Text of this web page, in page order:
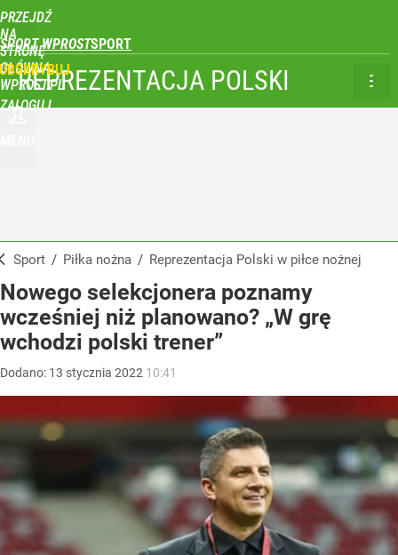
PRZEJDŹ
NA
STRONĘ
GŁÓWNĄ
WPROST.PL
SPORT WPROST
ZALOGUJ
REPREZENTACJA POLSKI
Sport / Piłka nożna / Reprezentacja Polski w piłce nożnej
Nowego selekcjonera poznamy
wcześniej niż planowano? „W grę
wchodzi polski trener”
Dodano: 13 stycznia 2022 10:41